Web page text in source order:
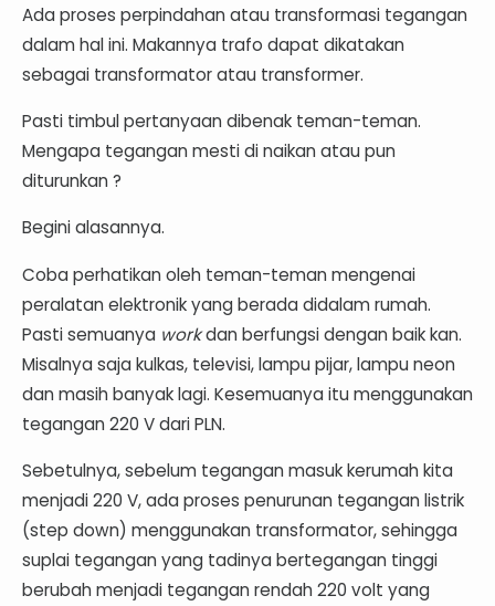
Ada proses perpindahan atau transformasi tegangan
dalam hal ini. Makannya trafo dapat dikatakan
sebagai transformator atau transformer.
Pasti timbul pertanyaan dibenak teman-teman.
Mengapa tegangan mesti di naikan atau pun
diturunkan ?
Begini alasannya.
Coba perhatikan oleh teman-teman mengenai
peralatan elektronik yang berada didalam rumah.
Pasti semuanya workdan berfungsi dengan baik kan.
Misalnya saja kulkas, televisi, lampu pijar, lampu neon
dan masih banyak lagi. Kesemuanya itu menggunakan
tegangan 220 V dari PLN.
Sebetulnya, sebelum tegangan masuk kerumah kita
menjadi 220 V, ada proses penurunan tegangan listrik
(step down) menggunakan transformator, sehingga
suplai tegangan yang tadinya bertegangan tinggi
berubah menjadi tegangan rendah 220 volt yang